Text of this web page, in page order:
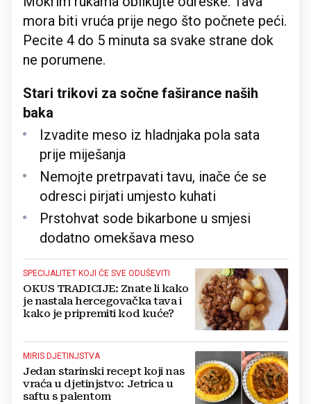
mora biti vruća prije nego što počnete peći.
Pecite 4 do 5 minuta sa svake strane dok
ne porumene.
Stari trikovi za sočne faširance naših
baka
Izvadite meso iz hladnjaka pola sata
prije miješanja
Nemojte pretrpavati tavu, inače će se
odresci pirjati umjesto kuhati
Prstohvat sode bikarbone u smjesi
dodatno omekšava meso
SPECIJALITET KOJI ĆE SVE ODUŠEVITI
OKUS TRADICIJE: Znate li kako
je nastala hercegovačka tava i
kako je pripremiti kod kuće?
MIRIS DJETINJSTVA
Jedan starinski recept koji nas
vraća u djetinjstvo: Jetrica u
saftu s palentom